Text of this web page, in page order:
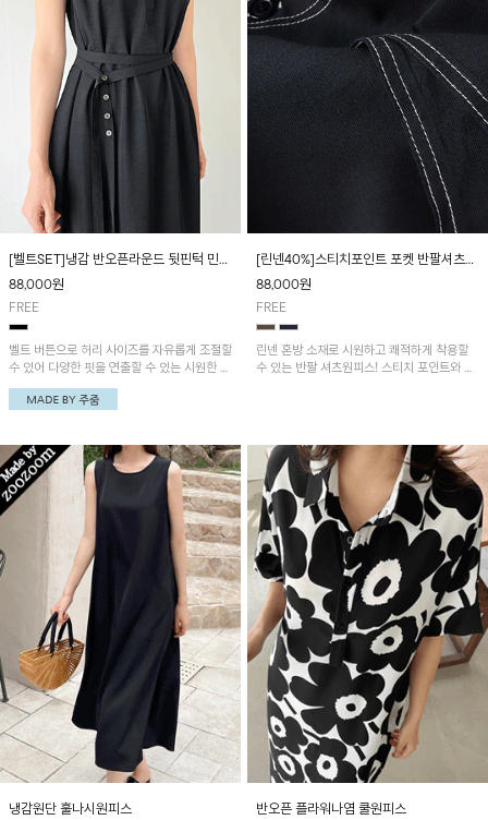
[벨트SET]냉감 반오픈라운드 뒷핀턱 민소
매원피스
88,000원
FREE
벨트 버튼으로 허리 사이즈를 자유롭게 조절할
수 있어 다양한 핏을 연출할 수 있는 시원한 착
용감의 냉감 원피스! 깔끔한 반오픈 라운드넥
디자인으로 단정하면서도 세련된 분위기를 연
[린넨40%]스티치포인트 포켓 반팔셔츠원
피스
88,000원
FREE
린넨 혼방 소재로 시원하고 쾌적하게 착용할
수 있는 반팔 셔츠원피스! 스티치 포인트와 포
냉감원단 훌나시원피스
반오픈 플라워나염 쿨원피스